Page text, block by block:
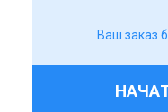
Ваш заказ